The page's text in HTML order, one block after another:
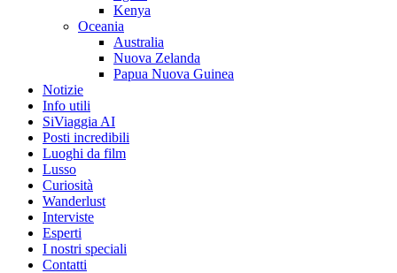
Kenya
Oceania
Australia
Nuova Zelanda
Papua Nuova Guinea
Notizie
Info utili
SiViaggia AI
Posti incredibili
Luoghi da film
Lusso
Curiosità
Wanderlust
Interviste
Esperti
I nostri speciali
Contatti